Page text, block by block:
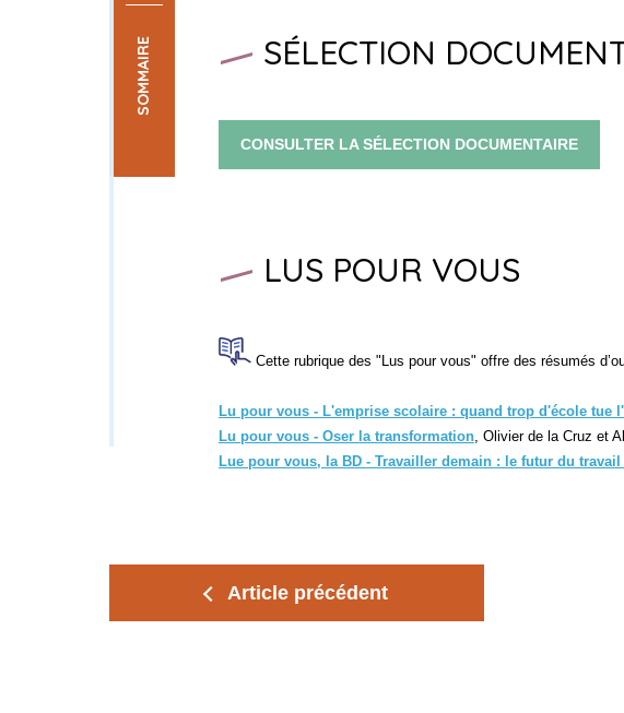
SOMMAIRE SÉLECTION
CONSULTER LA SÉLECTION DOCUMENTAIRE
LUS POUR VOUS
Cette rubrique des "Lus pour vous" offre des résumés
Lu pour vous - L'emprise scolaire : quand trop d'école tue
Lu pour vous - Oser la transformation, Olivier de la Cruz et
Lue pour vous, la BD - Travailler demain : le futur du
Article précédent